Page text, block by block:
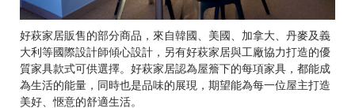
好萩家居販售的部分商品，來自韓國、美國、加拿大、丹麥及義
大利等國際設計師傾心設計，另有好萩家居與工廠協力打造的優
質家具款式可供選擇。好萩家居認為屋簷下的每項家具，都能成
為生活的能量，同時也是品味的展現，期望能為每一位屋主打造
美好、愜意的舒適生活。